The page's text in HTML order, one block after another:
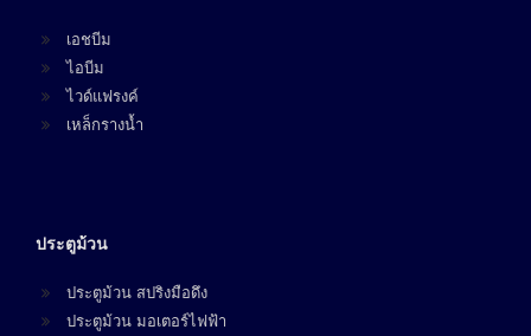
เอชบีม
ไอบีม
ไวด์แฟรงค์
เหล็กรางน้ำ
ประตูม้วน
ประตูม้วน สปริงมือดึง
ประตูม้วน มอเตอร์ไฟฟ้า